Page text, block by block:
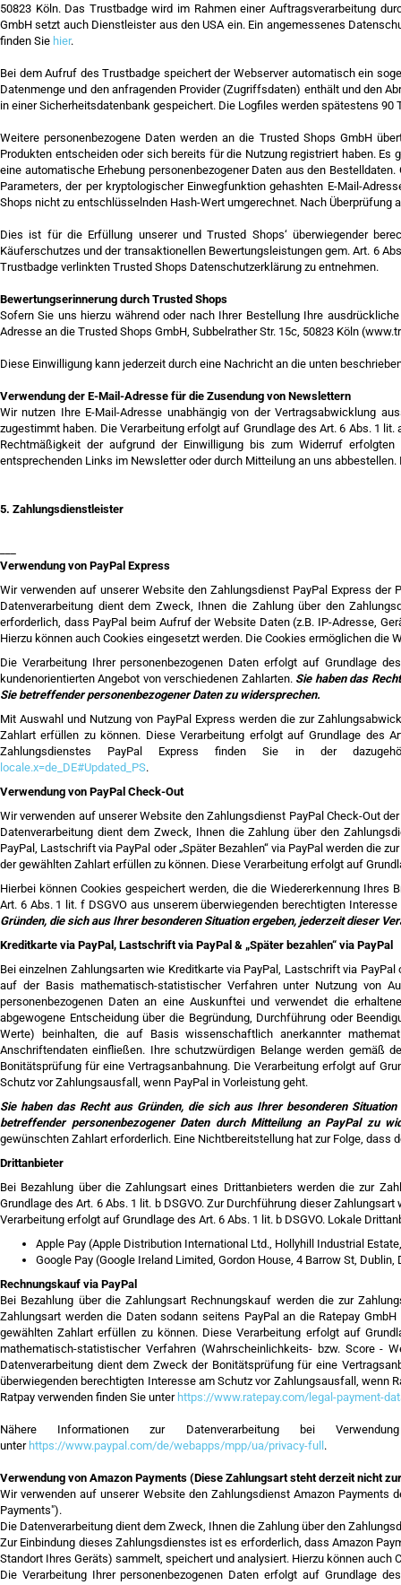
50823 Köln. Das Trustbadge wird im Rahmen einer Auftragsverarbeitung
GmbH setzt auch Dienstleister aus den USA ein. Ein angemessenes
finden Sie hier.
Bei dem Aufruf des Trustbadge speichert der Webserver automatisch ein
Datenmenge und den anfragenden Provider (Zugriffsdaten) enthält und den
in einer Sicherheitsdatenbank gespeichert. Die Logfiles werden spätestens 90
Weitere personenbezogene Daten werden an die Trusted Shops GmbH
Produkten entscheiden oder sich bereits für die Nutzung registriert haben.
eine automatische Erhebung personenbezogener Daten aus den
Parameters, der per kryptologischer Einwegfunktion gehashten E-Mail-
Shops nicht zu entschlüsselnden Hash-Wert umgerechnet. Nach
Dies ist für die Erfüllung unserer und Trusted Shops‘ überwiegender
Käuferschutzes und der transaktionellen Bewertungsleistungen gem. Art. 6
Trustbadge verlinkten Trusted Shops Datenschutzerklärung zu entnehmen.
Bewertungserinnerung durch Trusted Shops
Sofern Sie uns hierzu während oder nach Ihrer Bestellung Ihre
Adresse an die Trusted Shops GmbH, Subbelrather Str. 15c, 50823 Köln
Diese Einwilligung kann jederzeit durch eine Nachricht an die unten
Verwendung der E-Mail-Adresse für die Zusendung von Newslettern
Wir nutzen Ihre E-Mail-Adresse unabhängig von der Vertragsabwicklung
zugestimmt haben. Die Verarbeitung erfolgt auf Grundlage des Art. 6 Abs. 1
Rechtmäßigkeit der aufgrund der Einwilligung bis zum Widerruf
entsprechenden Links im Newsletter oder durch Mitteilung an uns
5. Zahlungsdienstleister
Verwendung von PayPal Express
Wir verwenden auf unserer Website den Zahlungsdienst PayPal Express der
Datenverarbeitung dient dem Zweck, Ihnen die Zahlung über den
erforderlich, dass PayPal beim Aufruf der Website Daten (z.B. IP-Adresse,
Hierzu können auch Cookies eingesetzt werden. Die Cookies ermöglichen die
Die Verarbeitung Ihrer personenbezogenen Daten erfolgt auf Grundlage
kundenorientierten Angebot von verschiedenen Zahlarten. Sie haben das
Sie betreffender personenbezogener Daten zu widersprechen.
Mit Auswahl und Nutzung von PayPal Express werden die zur
Zahlart erfüllen zu können. Diese Verarbeitung erfolgt auf Grundlage des
Zahlungsdienstes PayPal Express finden Sie in der
locale.x=de_DE#Updated_PS.
Verwendung von PayPal Check-Out
Wir verwenden auf unserer Website den Zahlungsdienst PayPal Check-Out
Datenverarbeitung dient dem Zweck, Ihnen die Zahlung über den
PayPal, Lastschrift via PayPal oder „Später Bezahlen“ via PayPal werden die
der gewählten Zahlart erfüllen zu können. Diese Verarbeitung erfolgt auf
Hierbei können Cookies gespeichert werden, die die Wiedererkennung
Art. 6 Abs. 1 lit. f DSGVO aus unserem überwiegenden berechtigten
Gründen, die sich aus Ihrer besonderen Situation ergeben, jederzeit dieser
Kreditkarte via PayPal, Lastschrift via PayPal & „Später bezahlen“ via PayPal
Bei einzelnen Zahlungsarten wie Kreditkarte via PayPal, Lastschrift via
auf der Basis mathematisch-statistischer Verfahren unter Nutzung von
personenbezogenen Daten an eine Auskunftei und verwendet die
abgewogene Entscheidung über die Begründung, Durchführung oder
Werte) beinhalten, die auf Basis wissenschaftlich anerkannter
Anschriftendaten einfließen. Ihre schutzwürdigen Belange werden gemäß
Bonitätsprüfung für eine Vertragsanbahnung. Die Verarbeitung erfolgt auf
Schutz vor Zahlungsausfall, wenn PayPal in Vorleistung geht.
Sie haben das Recht aus Gründen, die sich aus Ihrer besonderen
betreffender personenbezogener Daten durch Mitteilung an PayPal zu
gewünschten Zahlart erforderlich. Eine Nichtbereitstellung hat zur Folge,
Drittanbieter
Bei Bezahlung über die Zahlungsart eines Drittanbieters werden die zur
Grundlage des Art. 6 Abs. 1 lit. b DSGVO. Zur Durchführung dieser
Verarbeitung erfolgt auf Grundlage des Art. 6 Abs. 1 lit. b DSGVO. Lokale
Apple Pay (Apple Distribution International Ltd., Hollyhill Industrial
Google Pay (Google Ireland Limited, Gordon House, 4 Barrow St, Dublin,
Rechnungskauf via PayPal
Bei Bezahlung über die Zahlungsart Rechnungskauf werden die zur
Zahlungsart werden die Daten sodann seitens PayPal an die Ratepay
gewählten Zahlart erfüllen zu können. Diese Verarbeitung erfolgt auf
mathematisch-statistischer Verfahren (Wahrscheinlichkeits- bzw. Score -
Datenverarbeitung dient dem Zweck der Bonitätsprüfung für eine
überwiegenden berechtigten Interesse am Schutz vor Zahlungsausfall,
Ratpay verwenden finden Sie unter https://www.ratepay.com/legal-payment-
Nähere Informationen zur Datenverarbeitung bei
unter https://www.paypal.com/de/webapps/mpp/ua/privacy-full .
Verwendung von Amazon Payments (Diese Zahlungsart steht derzeit nicht
Wir verwenden auf unserer Website den Zahlungsdienst Amazon Payments
Payments").
Die Datenverarbeitung dient dem Zweck, Ihnen die Zahlung über den
Zur Einbindung dieses Zahlungsdienstes ist es erforderlich, dass Amazon
Standort Ihres Geräts) sammelt, speichert und analysiert. Hierzu können
Die Verarbeitung Ihrer personenbezogenen Daten erfolgt auf Grundlage